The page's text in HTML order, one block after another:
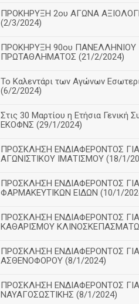
ΠΡΟΚΗΡΥΞΗ 2ου ΑΓΩΝΑ
(2/3/2024)
ΠΡΟΚΗΡΥΞΗ 90ου ΠΑΝΕΛΛΗΝΙΟΥ
ΠΡΩΤΑΘΛΗΜΑΤΟΣ (21/2/2024)
Το Καλεντάρι των Αγώνων
(6/2/2024)
Στις 30 Μαρτίου η Ετήσια Γενική
ΕΚΟΦΝΣ (29/1/2024)
ΠΡΟΣΚΛΗΣΗ ΕΝΔΙΑΦΕΡΟΝΤΟΣ
ΑΓΩΝΙΣΤΙΚΟΥ ΙΜΑΤΙΣΜΟΥ (18/1/
ΠΡΟΣΚΛΗΣΗ ΕΝΔΙΑΦΕΡΟΝΤΟΣ
ΦΑΡΜΑΚΕΥΤΙΚΩΝ ΕΙΔΩΝ (10/1/
ΠΡΟΣΚΛΗΣΗ ΕΝΔΙΑΦΕΡΟΝΤΟΣ
ΚΑΘΑΡΙΣΜΟΥ
ΠΡΟΣΚΛΗΣΗ ΕΝΔΙΑΦΕΡΟΝΤΟΣ
ΑΣΘΕΝΟΦΟΡΟΥ (8/1/2024)
ΠΡΟΣΚΛΗΣΗ ΕΝΔΙΑΦΕΡΟΝΤΟΣ
ΝΑΥΑΓΟΣΩΣΤΙΚΗΣ (8/1/2024)